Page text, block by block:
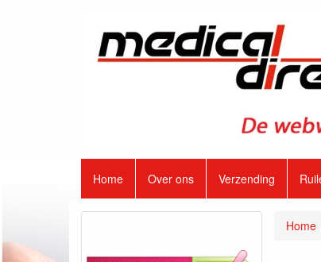
Home Over ons Verzending
Home